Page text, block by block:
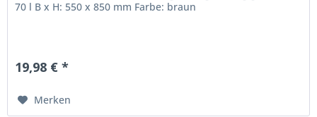
70 l B x H: 550 x 850 mm Farbe: braun
19,98 € *
Merken